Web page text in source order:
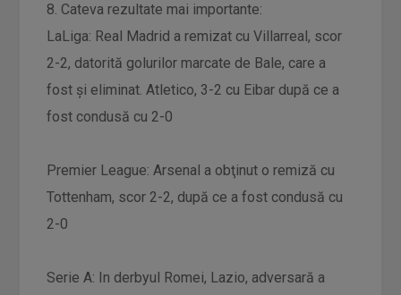
8. Cateva rezultate mai importante:
LaLiga: Real Madrid a remizat cu Villarreal, scor
2-2, datorită golurilor marcate de Bale, care a
fost şi eliminat. Atletico, 3-2 cu Eibar după ce a
fost condusă cu 2-0
Premier League: Arsenal a obţinut o remiză cu
Tottenham, scor 2-2, după ce a fost condusă cu
2-0
Serie A: In derbyul Romei, Lazio, adversară a